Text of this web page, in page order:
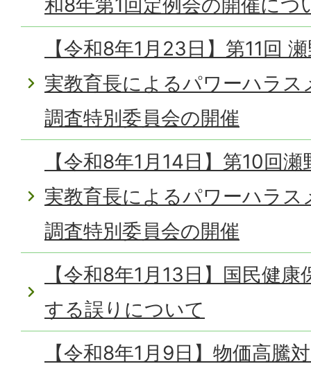
和8年第1回定例会の開催につ
【令和8年1月23日】第11回
実教育長によるパワーハラ
調査特別委員会の開催
【令和8年1月14日】第10回
実教育長によるパワーハラ
調査特別委員会の開催
【令和8年1月13日】国民健
する誤りについて
【令和8年1月9日】物価高騰